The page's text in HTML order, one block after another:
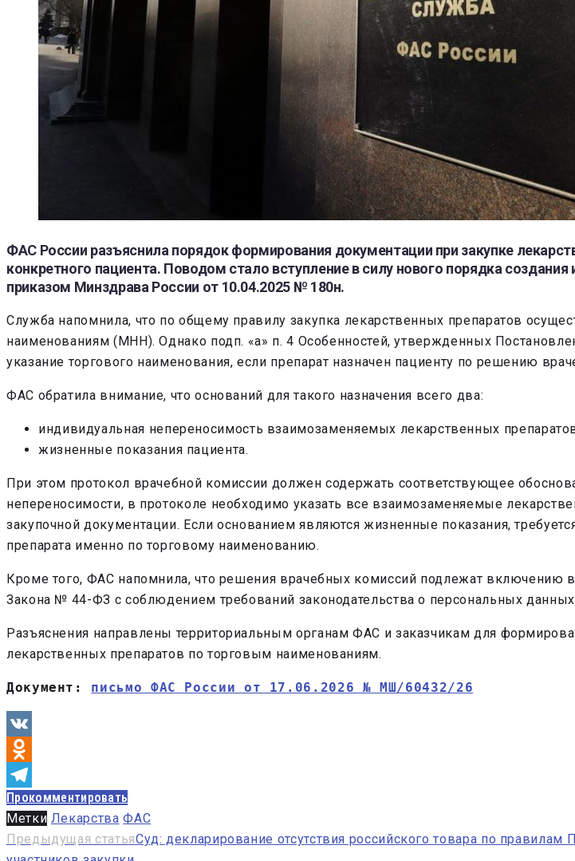
ФАС России разъяснила порядок формирования документации при закупке
конкретного пациента. Поводом стало вступление в силу нового порядка
приказом Минздрава России от 10.04.2025 № 180н.
Служба напомнила, что по общему правилу закупка лекарственных препаратов
наименованиям (МНН). Однако подп. «а» п. 4 Особенностей, утвержденных
указание торгового наименования, если препарат назначен пациенту по решению
ФАС обратила внимание, что оснований для такого назначения всего два:
индивидуальная непереносимость взаимозаменяемых лекарственных
жизненные показания пациента.
При этом протокол врачебной комиссии должен содержать соответствующее
непереносимости, в протоколе необходимо указать все взаимозаменяемые
закупочной документации. Если основанием являются жизненные показания,
препарата именно по торговому наименованию.
Кроме того, ФАС напомнила, что решения врачебных комиссий подлежат включению в
Закона № 44-ФЗ с соблюдением требований законодательства о персональных
Разъяснения направлены территориальным органам ФАС и заказчикам для
лекарственных препаратов по торговым наименованиям.
Документ: письмо ФАС России от 17.06.2026 № МШ/60432/26
VK
Odnoklassniki
Telegram
Прокомментировать
Метки Лекарства ФАС
Навигация
Предыдущая статьяСуд: декларирование отсутствия российского товара по